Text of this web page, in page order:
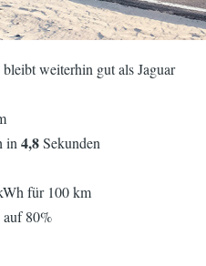
weiterhin gut als Jaguar
in 4,8Sekunden
für 100 km
80%